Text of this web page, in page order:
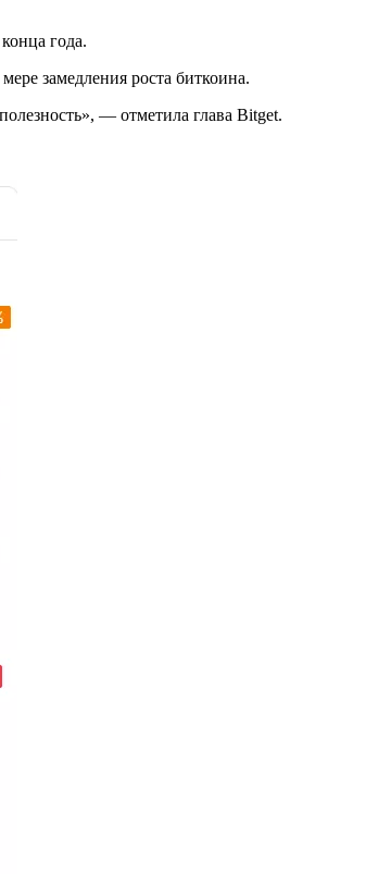
года.
замедления роста биткоина.
— отметила глава Bitget.